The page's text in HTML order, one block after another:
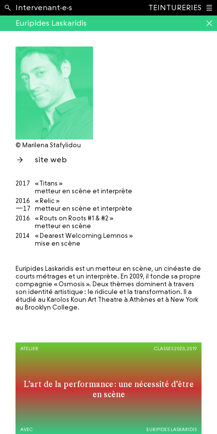
École ›
Intervenant·e·s
TEINTURERIES
Euripides Laskaridis
© Marilena Stafylidou
site web
2017
« Titans »
metteur en scène et interprète
2016
—17
« Relic »
metteur en scène et interprète
2016
« Routs on Roots #1 & #2 »
metteur en scène
2014
« Dearest Welcoming Lemnos »
mise en scène
Euripides Laskaridis est un metteur en scène, un cinéaste de
courts métrages et un interprète. En 2009, il fonde sa propre
compagnie « Osmosis ». Deux thèmes dominent à travers
son identité artistique : le ridicule et la transformation. Il a
étudié au Karolos Koun Art Theatre à Athènes et à New York
au Brooklyn College.
L’art de la performance : une nécessité d’être
en scène
ATELIER CLASSES 2020, 2019
AVEC EURIPIDES LASKARIDIS